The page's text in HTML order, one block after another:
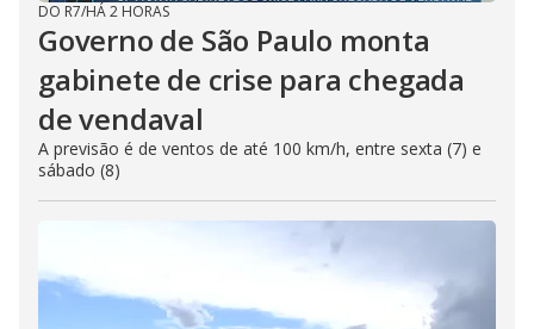
DO R7/HÁ 2 HORAS
Governo de São Paulo monta
gabinete de crise para chegada
de vendaval
A previsão é de ventos de até 100 km/h, entre sexta (7) e
sábado (8)